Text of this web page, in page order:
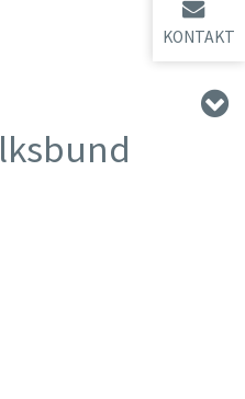
KONTAKT